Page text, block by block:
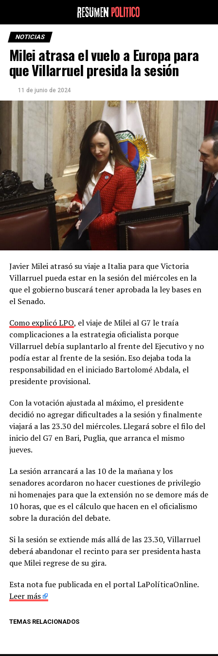
NOTICIAS
Milei atrasa el vuelo a Europa para
que Villarruel presida la sesión
11 de junio de 2024
Javier Milei atrasó su viaje a Italia para que Victoria
Villarruel pueda estar en la sesión del miércoles en la
que el gobierno buscará tener aprobada la ley bases en
el Senado.
Como explicó LPO, el viaje de Milei al G7 le traía
complicaciones a la estrategia oficialista porque
Villarruel debía suplantarlo al frente del Ejecutivo y no
podía estar al frente de la sesión. Eso dejaba toda la
responsabilidad en el iniciado Bartolomé Abdala, el
presidente provisional.
Con la votación ajustada al máximo, el presidente
decidió no agregar dificultades a la sesión y finalmente
viajará a las 23.30 del miércoles. Llegará sobre el filo del
inicio del G7 en Bari, Puglia, que arranca el mismo
jueves.
La sesión arrancará a las 10 de la mañana y los
senadores acordaron no hacer cuestiones de privilegio
ni homenajes para que la extensión no se demore más de
10 horas, que es el cálculo que hacen en el oficialismo
sobre la duración del debate.
Si la sesión se extiende más allá de las 23.30, Villarruel
deberá abandonar el recinto para ser presidenta hasta
que Milei regrese de su gira.
Esta nota fue publicada en el portal LaPolíticaOnline.
Leer más
TEMAS RELACIONADOS